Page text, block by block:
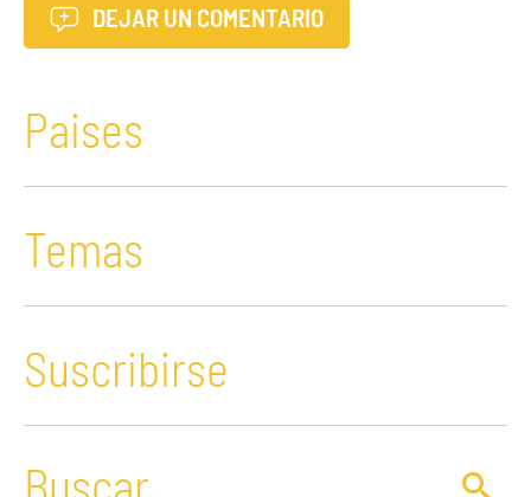
DEJAR UN COMENTARIO
Paises
Temas
Suscribirse